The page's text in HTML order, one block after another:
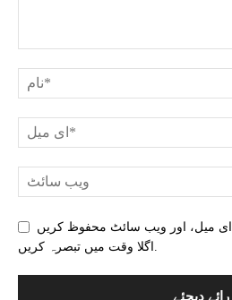
ای میل، اور ویب سائٹ محفوظ کریں